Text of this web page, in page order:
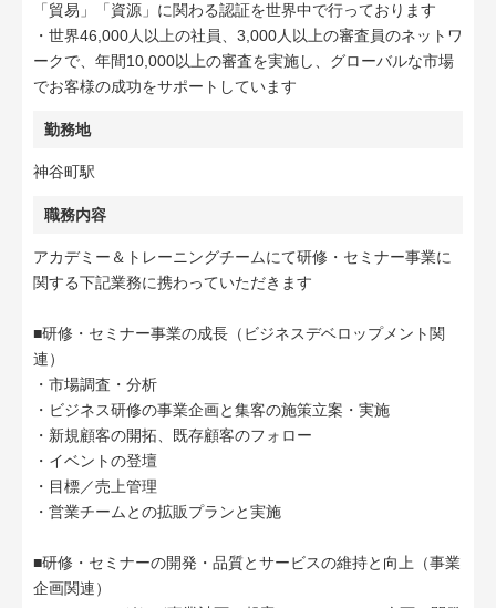
「貿易」「資源」に関わる認証を世界中で行っております
・世界46,000人以上の社員、3,000人以上の審査員のネットワ
ークで、年間10,000以上の審査を実施し、グローバルな市場
でお客様の成功をサポートしています
勤務地
神谷町駅
職務内容
アカデミー＆トレーニングチームにて研修・セミナー事業に
関する下記業務に携わっていただきます
■研修・セミナー事業の成長（ビジネスデベロップメント関
連）
・市場調査・分析
・ビジネス研修の事業企画と集客の施策立案・実施
・新規顧客の開拓、既存顧客のフォロー
・イベントの登壇
・目標／売上管理
・営業チームとの拡販プランと実施
■研修・セミナーの開発・品質とサービスの維持と向上（事業
企画関連）